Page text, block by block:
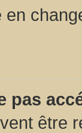
pas
être